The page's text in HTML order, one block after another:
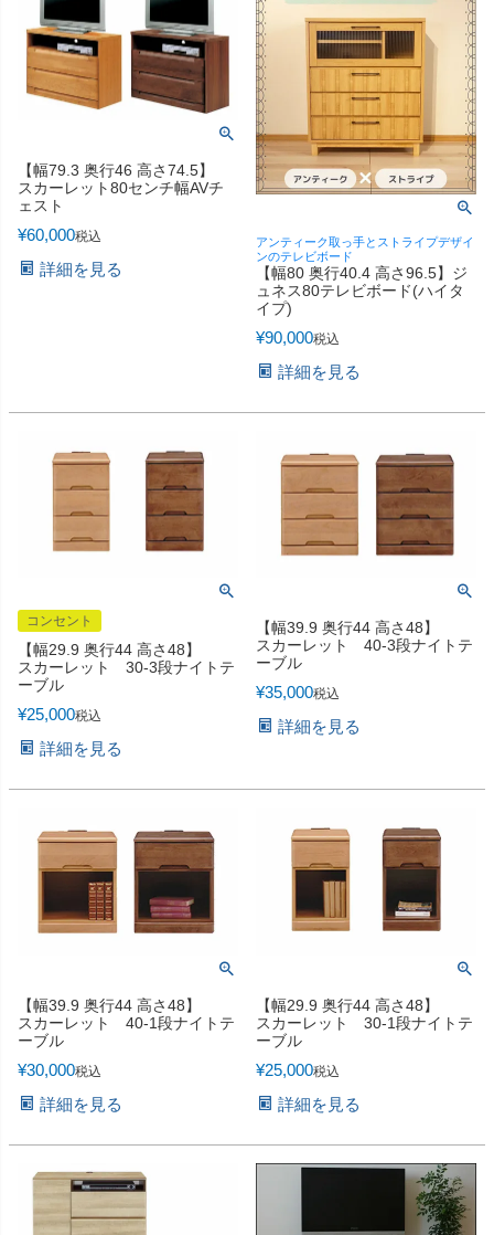
【幅79.3 奥行46 高さ74.5】
スカーレット80センチ幅AVチ
ェスト
¥60,000税込
詳細を見る
アンティーク取っ手とストライプデザイ
ンのテレビボード
【幅80 奥行40.4 高さ96.5】ジ
ュネス80テレビボード(ハイタ
イプ)
¥90,000税込
詳細を見る
コンセント
【幅29.9 奥行44 高さ48】
スカーレット 30-3段ナイトテ
ーブル
¥25,000税込
詳細を見る
【幅39.9 奥行44 高さ48】
スカーレット 40-3段ナイトテ
ーブル
¥35,000税込
詳細を見る
【幅39.9 奥行44 高さ48】
スカーレット 40-1段ナイトテ
ーブル
¥30,000税込
詳細を見る
【幅29.9 奥行44 高さ48】
スカーレット 30-1段ナイトテ
ーブル
¥25,000税込
詳細を見る